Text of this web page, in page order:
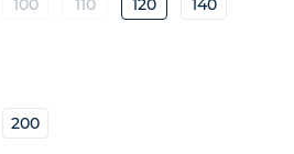
100 110 120
140
200